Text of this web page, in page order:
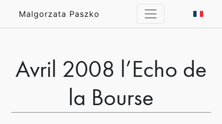
Malgorzata Paszko
Avril 2008 l’Echo de
la Bourse